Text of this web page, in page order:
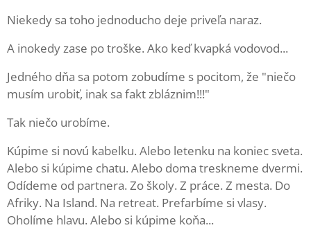
Niekedy sa toho jednoducho deje priveľa naraz.
A inokedy zase po troške. Ako keď kvapká vodovod...
Jedného dňa sa potom zobudíme s pocitom, že "niečo
musím urobiť, inak sa fakt zbláznim!!!"
Tak niečo urobíme.
Kúpime si novú kabelku. Alebo letenku na koniec sveta.
Alebo si kúpime chatu. Alebo doma treskneme dvermi.
Odídeme od partnera. Zo školy. Z práce. Z mesta. Do
Afriky. Na Island. Na retreat. Prefarbíme si vlasy.
Oholíme hlavu. Alebo si kúpime koňa...